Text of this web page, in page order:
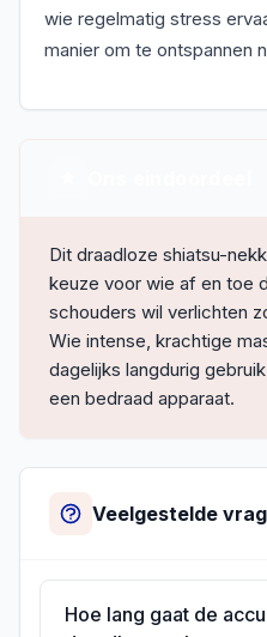
wie regelmatig stress
manier om te ontspannen
Dit draadloze shiatsu-
keuze voor wie af en toe
schouders wil verlichten
Wie intense, krachtige
dagelijks langdurig
een bedraad apparaat.
Veelgestelde
Hoe lang gaat de